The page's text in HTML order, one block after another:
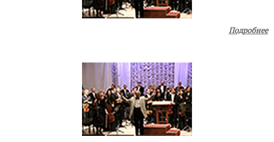
Подробнее